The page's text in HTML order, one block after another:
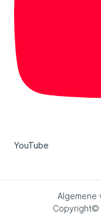
YouTube
Algemene
Copyright©